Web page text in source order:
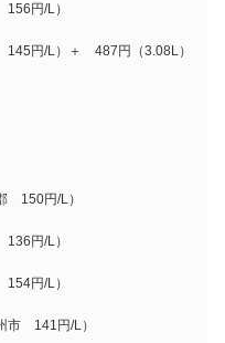
円/L）
円/L）＋ 487円（3.08L）
150円/L）
円/L）
円/L）
市 141円/L）